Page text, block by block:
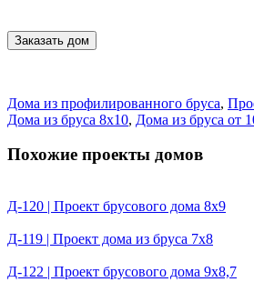
Заказать дом
Дома из профилированного бруса,
Дома из бруса 8х10, Дома из бруса от
Похожие проекты домов
Д-120 | Проект брусового дома 8х9
Д-119 | Проект дома из бруса 7х8
Д-122 | Проект брусового дома 9х8,7